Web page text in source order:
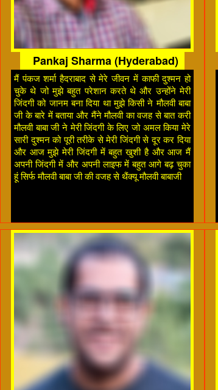
Pankaj Sharma (Hyderabad)
मैं पंकज शर्मा हैदराबाद से मेरे जीवन में काफी दुश्मन हो
चुके थे जो मुझे बहुत परेशान करते थे और उन्होंने मेरी
जिंदगी को जानम बना दिया था मुझे किसी ने मौलवी बाबा
जी के बारे में बताया और मैंने मौलवी का वजह से बात करी
मौलवी बाबा जी ने मेरी जिंदगी के लिए जो अमल किया मेरे
सारी दुश्मन को पूरी तरीके से मेरी जिंदगी से दूर कर दिया
और आज मुझे मेरी जिंदगी में बहुत खुशी है और आज मैं
अपनी जिंदगी में और अपनी लाइफ में बहुत आगे बढ़ चुका
हूं सिर्फ मौलवी बाबा जी की वजह से थैंक्यू मौलवी बाबाजी